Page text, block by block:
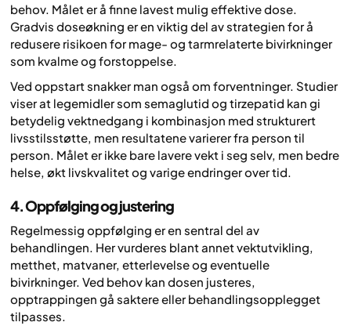
behov. Målet er å finne lavest mulig effektive dose.
Gradvis doseøkning er en viktig del av strategien for å
redusere risikoen for mage- og tarmrelaterte bivirkninger
som kvalme og forstoppelse.
Ved oppstart snakker man også om forventninger. Studier
viser at legemidler som semaglutid og tirzepatid kan gi
betydelig vektnedgang i kombinasjon med strukturert
livsstilsstøtte, men resultatene varierer fra person til
person. Målet er ikke bare lavere vekt i seg selv, men bedre
helse, økt livskvalitet og varige endringer over tid.
4. Oppfølging og justering
Regelmessig oppfølging er en sentral del av
behandlingen. Her vurderes blant annet vektutvikling,
metthet, matvaner, etterlevelse og eventuelle
bivirkninger. Ved behov kan dosen justeres,
opptrappingen gå saktere eller behandlingsopplegget
tilpasses.